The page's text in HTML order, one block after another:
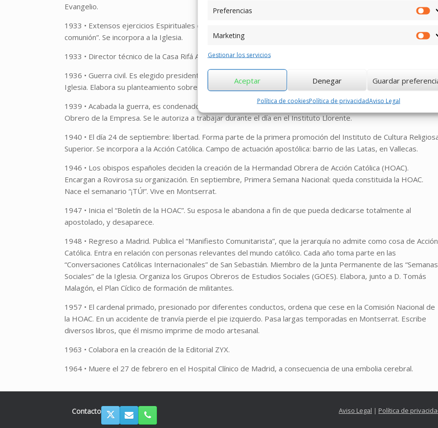
Preferencias
Marketing
Gestionar los servicios
Aceptar Denegar Guardar
Política de cookiesPolítica de privacidadAviso Legal
Evangelio.
1933 • Extensos ejercicios Espirituales en El Escorial. En la madrugada de Navidad hace “segunda primera
comunión”. Se incorpora a la Iglesia.
1933 • Director técnico de la Casa Rifá Anglada, en Madrid.
1936 • Guerra civil. Es elegido presidente del Comité Obrero de su Empresa. Conoce la Doctrina Social de la
Iglesia. Elabora su planteamiento sobre el “Comunitarismo”. Organiza una capilla clandestina.
1939 • Acabada la guerra, es condenado a seis años de prisión a causa de su cargo de presidente del Comité
Obrero de la Empresa. Se le autoriza a trabajar durante el día en el Instituto Llorente.
1940 • El día 24 de septiembre: libertad. Forma parte de la primera promoción del Instituto de Cultura
Superior. Se incorpora a la Acción Católica. Campo de actuación apostólica: barrio de las Latas, en Vallecas.
1946 • Los obispos españoles deciden la creación de la Hermandad Obrera de Acción Católica (HOAC).
Encargan a Rovirosa su organización. En septiembre, Primera Semana Nacional: queda constituida la HOAC.
Nace el semanario “¡TÚ!”. Vive en Montserrat.
1947 • Inicia el “Boletín de la HOAC”. Su esposa le abandona a fin de que pueda dedicarse totalmente al
apostolado, y desaparece.
1948 • Regreso a Madrid. Publica el “Manifiesto Comunitarista”, que la jerarquía no admite como cosa de Acción
Católica. Entra en relación con personas relevantes del mundo católico. Cada año toma parte en las
“Conversaciones Católicas Internacionales” de San Sebastián. Miembro de la Junta Permanente de las “Semanas
Sociales” de la Iglesia. Organiza los Grupos Obreros de Estudios Sociales (GOES). Elabora, junto a D. Tomás
Malagón, el Plan Cíclico de formación de militantes.
1957 • El cardenal primado, presionado por diferentes conductos, ordena que cese en la Comisión Nacional de
la HOAC. En un accidente de tranvía pierde el pie izquierdo. Pasa largas temporadas en Montserrat. Escribe
diversos libros, que él mismo imprime de modo artesanal.
1963 • Colabora en la creación de la Editorial ZYX.
1964 • Muere el 27 de febrero en el Hospital Clínico de Madrid, a consecuencia de una embolia cerebral.
Contacto Aviso Legal | Política de